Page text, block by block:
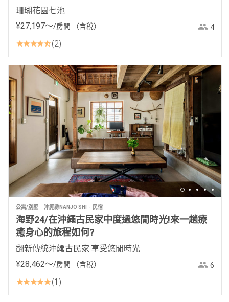
珊瑚花園七池
¥27,197〜/房間 （含稅） 4
2
公寓/別墅 沖繩縣NANJO SHI 民宿
海野24/在沖繩古民家中度過悠閒時光!來一趟療
癒身心的旅程如何?
翻新傳統沖繩古民家!享受悠閒時光
¥28,462〜/房間 （含稅） 6
1